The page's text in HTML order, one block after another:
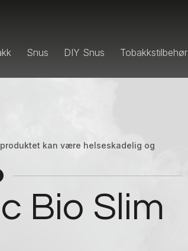
Snus DIY Snus Tobakkstilbehør
kan være helseskadelig og
Bio Slim